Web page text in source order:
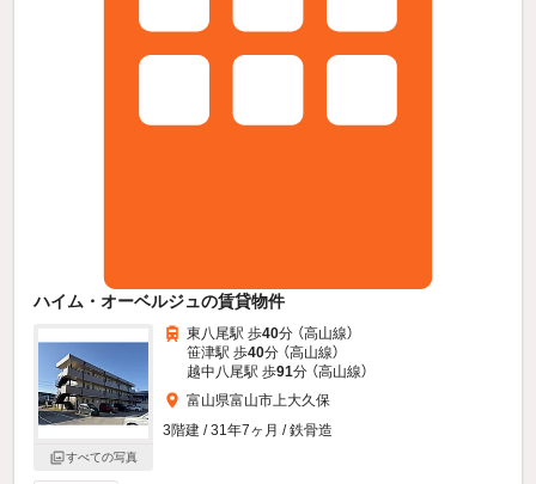
ハイム・オーベルジュの賃貸物件
すべての写真
東八尾駅 歩40分 （高山線）
笹津駅 歩40分 （高山線）
越中八尾駅 歩91分 （高山線）
富山県富山市上大久保
3階建 / 31年7ヶ月 / 鉄骨造